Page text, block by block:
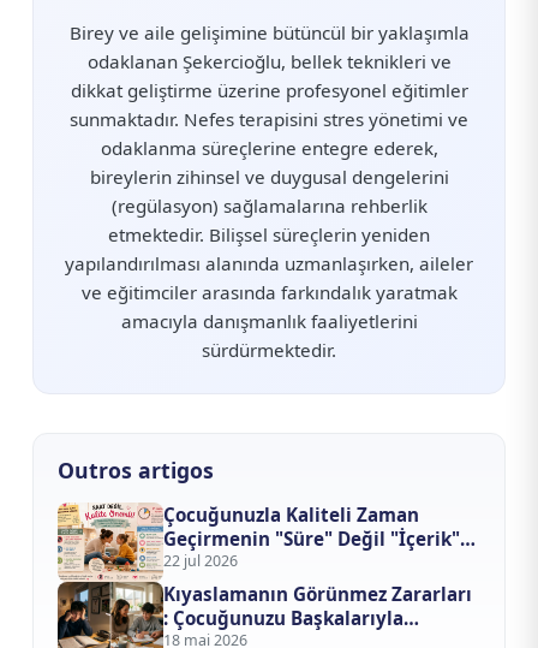
Birey ve aile gelişimine bütüncül bir yaklaşımla
odaklanan Şekercioğlu, bellek teknikleri ve
dikkat geliştirme üzerine profesyonel eğitimler
sunmaktadır. Nefes terapisini stres yönetimi ve
odaklanma süreçlerine entegre ederek,
bireylerin zihinsel ve duygusal dengelerini
(regülasyon) sağlamalarına rehberlik
etmektedir. Bilişsel süreçlerin yeniden
yapılandırılması alanında uzmanlaşırken, aileler
ve eğitimciler arasında farkındalık yaratmak
amacıyla danışmanlık faaliyetlerini
sürdürmektedir.
Outros artigos
Çocuğunuzla Kaliteli Zaman
Geçirmenin "Süre" Değil "İçerik"
Formülü
22 jul 2026
Kıyaslamanın Görünmez Zararları
: Çocuğunuzu Başkalarıyla
Yarıştırmayı Bıraktığınızda Ne
18 mai 2026